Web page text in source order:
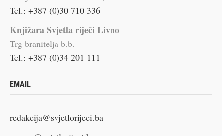
Tel.: +387 (0)30 710 336
Knjižara Svjetla riječi Livno
Trg branitelja b.b.
Tel.: +387 (0)34 201 111
EMAIL
redakcija@svjetlorijeci.ba